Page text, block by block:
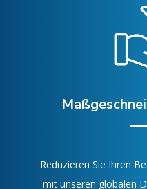
Reduzieren Sie Ihren
mit unseren globalen